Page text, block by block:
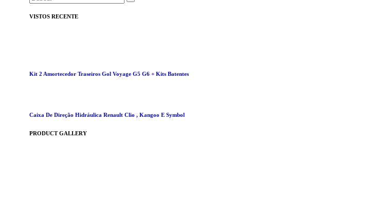
VISTOS RECENTE
Kit 2 Amortecedor Traseiros Gol Voyage G5 G6 + Kits Batentes
Caixa De Direção Hidráulica Renault Clio , Kangoo E Symbol
PRODUCT GALLERY